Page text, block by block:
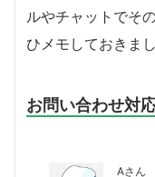
ルやチャットでそ
ひメモしておきまし
お問い合わせ対
Aさん